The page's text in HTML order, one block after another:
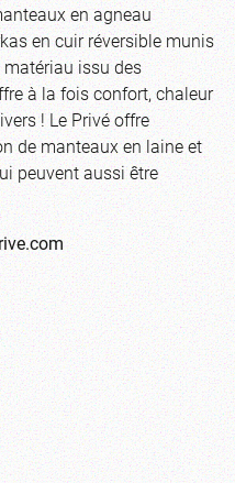
en agneau
en cuir réversible munis
matériau issu des
à la fois confort, chaleur
! Le Privé offre
de manteaux en laine et
peuvent aussi être